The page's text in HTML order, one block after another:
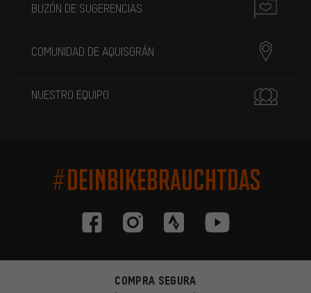
BUZÓN DE SUGERENCIAS
COMUNIDAD DE AQUISGRÁN
NUESTRO EQUIPO
#DEINBIKEBRAUCHTDAS
COMPRA SEGURA